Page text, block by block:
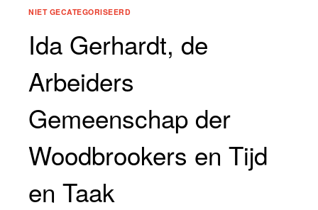
NIET GECATEGORISEERD
Ida Gerhardt, de
Arbeiders
Gemeenschap der
Woodbrookers en Tijd
en Taak